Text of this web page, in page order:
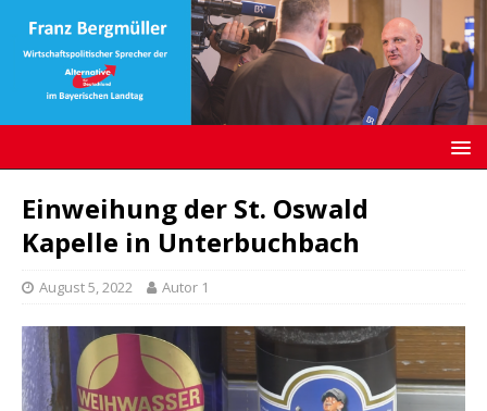
Einweihung der St. Oswald
Kapelle in Unterbuchbach
August 5, 2022 Autor 1